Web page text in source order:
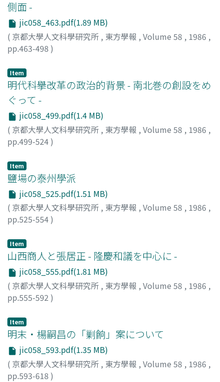
側面 -
jic058_463.pdf(1.89 MB)
( 京都大學人文科學研究所 , 東方學報 , Volume 58 , 1986 ,
pp.463-498 )
Item
明代科擧改革の政治的背景 - 南北巻の創設をめ
ぐって -
jic058_499.pdf(1.4 MB)
( 京都大學人文科學研究所 , 東方學報 , Volume 58 , 1986 ,
pp.499-524)
Item
鹽場の泰州學派
jic058_525.pdf(1.51 MB)
( 京都大學人文科學研究所 , 東方學報 , Volume 58 , 1986 ,
pp.525-554)
Item
山西商人と張居正 - 隆慶和議を中心に -
jic058_555.pdf(1.81 MB)
( 京都大學人文科學研究所 , 東方學報 , Volume 58 , 1986 ,
pp.555-592 )
Item
明末・楊嗣昌の「剿餉」案について
jic058_593.pdf(1.35 MB)
( 京都大學人文科學研究所 , 東方學報 , Volume 58 , 1986 ,
pp.593-618 )